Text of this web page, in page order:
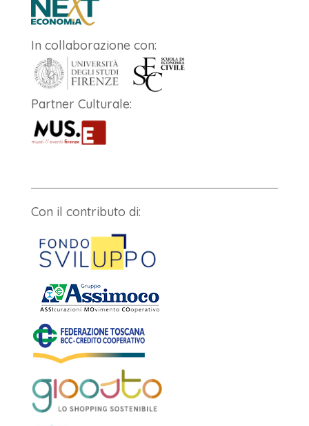
In collaborazione con:
Partner Culturale:
Con il contributo di: